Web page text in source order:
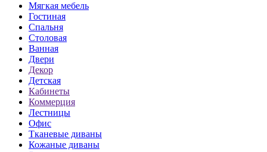
Мягкая мебель
Гостиная
Спальня
Столовая
Ванная
Двери
Декор
Детская
Кабинеты
Коммерция
Лестницы
Офис
Тканевые диваны
Кожаные диваны